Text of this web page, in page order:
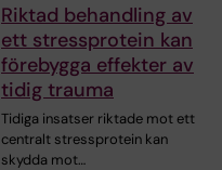
Riktad behandling av
ett stressprotein kan
förebygga effekter av
tidig trauma
Tidiga insatser riktade mot ett
centralt stressprotein kan
skydda mot…